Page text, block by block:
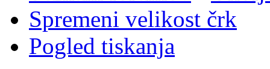
Spremeni velikost črk
Pogled tiskanja